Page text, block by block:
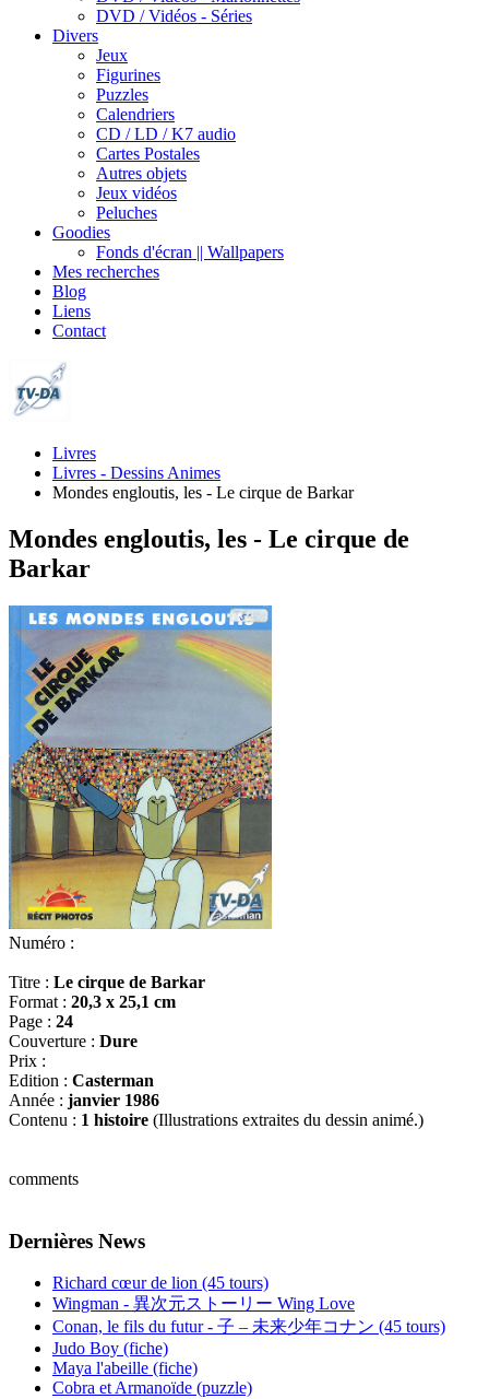
DVD / Vidéos - Séries
Divers
Jeux
Figurines
Puzzles
Calendriers
CD / LD / K7 audio
Cartes Postales
Autres objets
Jeux vidéos
Peluches
Goodies
Fonds d'écran || Wallpapers
Mes recherches
Blog
Liens
Contact
Livres
Livres - Dessins Animes
Mondes engloutis, les - Le cirque de Barkar
Mondes engloutis, les - Le cirque de
Barkar
Numéro :
Titre : Le cirque de Barkar
Format : 20,3 x 25,1 cm
Page : 24
Couverture : Dure
Prix :
Edition : Casterman
Année : janvier 1986
Contenu : 1 histoire (Illustrations extraites du dessin animé.)
comments
Dernières News
Richard cœur de lion (45 tours)
Wingman - 異次元ストーリー Wing Love
Conan, le fils du futur - 子 – 未来少年コナン (45 tours)
Judo Boy (fiche)
Maya l'abeille (fiche)
Cobra et Armanoïde (puzzle)